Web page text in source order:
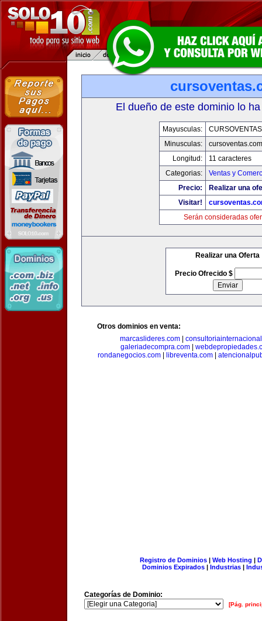
El dueño de este dominio lo
Mayusculas:
Minusculas:
cursoventas.com
Longitud:
11 caracteres
Categorias:
Ventas y
Precio:
Realizar una
Visitar!
Serán consideradas
Realizar una Oferta
Precio Ofrecido $
Otros dominios en venta:
marcaslideres.com
galeriadecompra.com|
rondanegocios.com
libreventa.com
Registro de Dominios| Web Hosting |
Dominios Expirados | Industrias |
Categorías de Dominio:
[Pág.